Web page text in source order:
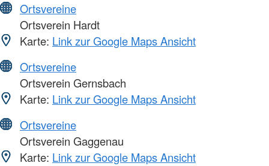
Ortsvereine
Ortsverein Hardt
Karte: Link zur Google Maps Ansicht
Ortsvereine
Ortsverein Gernsbach
Karte: Link zur Google Maps Ansicht
Ortsvereine
Ortsverein Gaggenau
Karte: Link zur Google Maps Ansicht